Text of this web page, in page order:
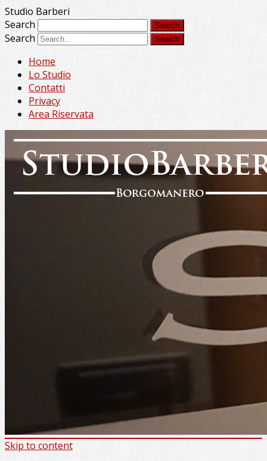
Studio Barberi
Search
Search
Home
Lo Studio
Contatti
Privacy
Area Riservata
Skip to content